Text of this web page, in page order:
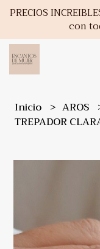
PRECIOS
con
Inicio
AROS
TREPADOR